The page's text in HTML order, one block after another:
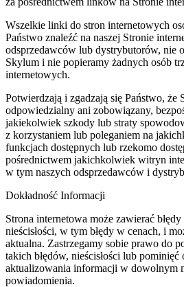
Wszelkie linki do stron internetowych
Państwo znaleźć na naszej Stronie
odsprzedawców lub dystrybutorów, nie
Skylum i nie popieramy żadnych osób
internetowych.
Potwierdzają i zgadzają się Państwo, że
odpowiedzialny ani zobowiązany,
jakiekolwiek szkody lub straty
z korzystaniem lub poleganiem na
funkcjach dostępnych lub rzekomo
pośrednictwem jakichkolwiek witryn
w tym naszych odsprzedawców i
Dokładność Informacji
Strona internetowa może zawierać
nieścisłości, w tym błędy w cenach, i
aktualna. Zastrzegamy sobie prawo do
takich błędów, nieścisłości lub
aktualizowania informacji w dowolnym
powiadomienia.